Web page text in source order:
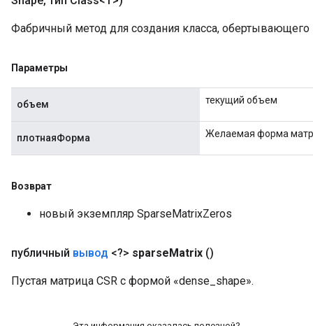
Фабричный метод для создания класса,
Параметры
объем текущий объем
плотнаяФорма Желаемая форма
Возврат
новый экземпляр SparseMatrixZeros
публичный вывод <?> sparseMatrix ()
Пустая матрица CSR с формой «dense_shape».